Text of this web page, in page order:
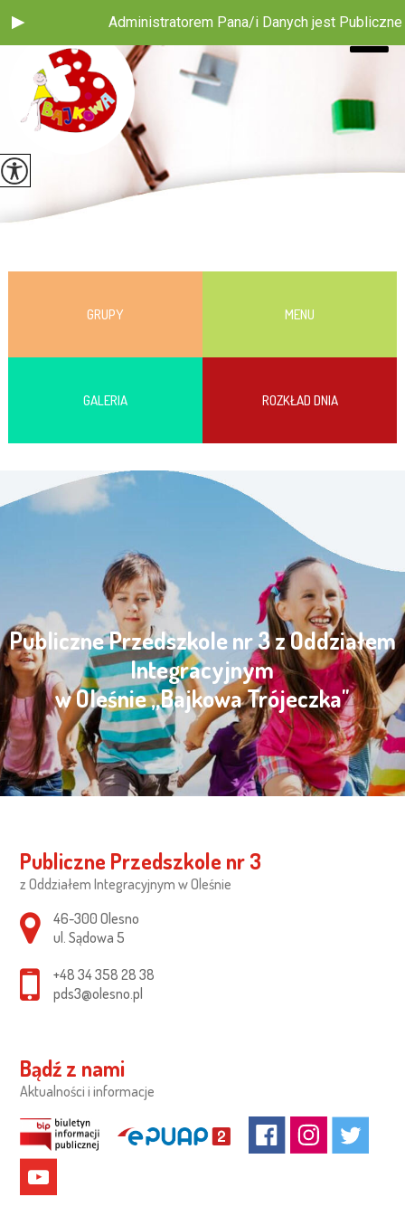
Administratorem Pana/i Danych jest Publiczne
GRUPY MENU
GALERIA ROZKŁAD DNIA
Publiczne Przedszkole nr 3 z Oddziałem
Integracyjnym
w Oleśnie „Bajkowa Trójeczka"
Publiczne Przedszkole nr 3
z Oddziałem Integracyjnym w Oleśnie
Adres pocztowy:
46-300 Olesno
ul. Sądowa 5
+48 34 358 28 38
pds3@olesno.pl
Bądź z nami
Aktualności i informacje